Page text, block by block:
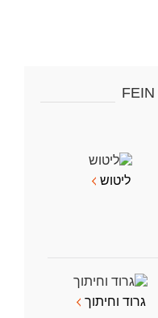
ליטוש
גרוד וחיתוך